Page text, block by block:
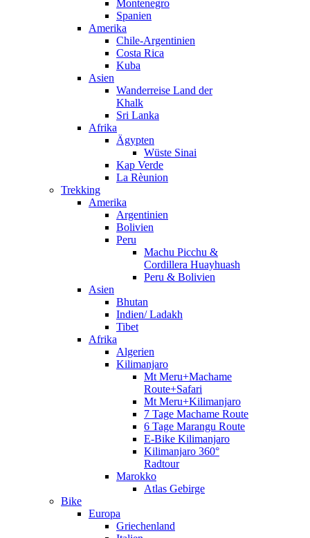
Montenegro
Spanien
Amerika
Chile-Argentinien
Costa Rica
Kuba
Asien
Wanderreise Land der
Khalk
Sri Lanka
Afrika
Ägypten
Wüste Sinai
Kap Verde
La Rèunion
Trekking
Amerika
Argentinien
Bolivien
Peru
Machu Picchu &
Cordillera Huayhuash
Peru & Bolivien
Asien
Bhutan
Indien/ Ladakh
Tibet
Afrika
Algerien
Kilimanjaro
Mt Meru+Machame
Route+Safari
Mt Meru+Kilimanjaro
7 Tage Machame Route
6 Tage Marangu Route
E-Bike Kilimanjaro
Kilimanjaro 360°
Radtour
Marokko
Atlas Gebirge
Bike
Europa
Griechenland